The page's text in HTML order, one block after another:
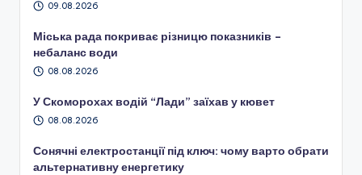
09.08.2026
Міська рада покриває різницю показників –
небаланс води
08.08.2026
У Скоморохах водій “Лади” заїхав у кювет
08.08.2026
Сонячні електростанції під ключ: чому варто обрати
альтернативну енергетику